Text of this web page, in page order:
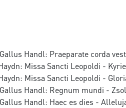
Handl: Praeparate corda
Missa Sancti Leopoldi - Kyrie
Missa Sancti Leopoldi -
Handl: Regnum mundi -
Handl: Haec es dies -